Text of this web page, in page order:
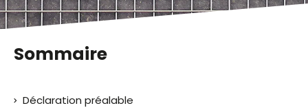
Sommaire
Déclaration préalable